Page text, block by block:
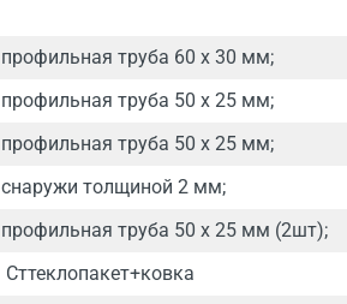
профильная труба 60 х 30 мм;
профильная труба 50 х 25 мм;
профильная труба 50 х 25 мм;
снаружи толщиной 2 мм;
профильная труба 50 х 25 мм (2шт);
Сттеклопакет+ковка